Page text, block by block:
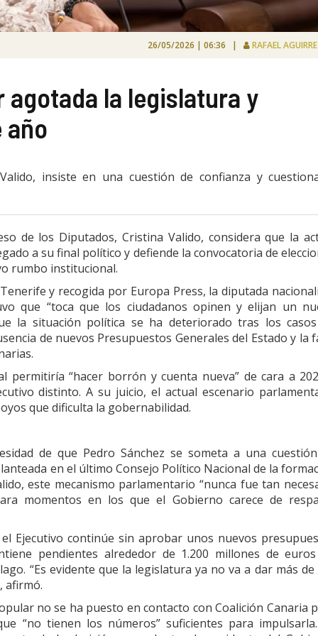
26/05/2026 | 06:36 | RAFAEL
agotada la legislatura y
año
insiste en una cuestión de confianza y
de los Diputados, Cristina Valido, considera que la
a su final político y defiende la convocatoria de
rumbo institucional.
y recogida por Europa Press, la diputada
que “toca que los ciudadanos opinen y elijan un
la situación política se ha deteriorado tras los
de nuevos Presupuestos Generales del Estado y la
permitiría “hacer borrón y cuenta nueva” de cara a
distinto. A su juicio, el actual escenario
que dificulta la gobernabilidad.
de que Pedro Sánchez se someta a una
en el último Consejo Político Nacional de la
este mecanismo parlamentario “nunca fue tan
momentos en los que el Gobierno carece de
Ejecutivo continúe sin aprobar unos nuevos
pendientes alrededor de 1.200 millones de
“Es evidente que la legislatura ya no va a dar más de
afirmó.
no se ha puesto en contacto con Coalición Canaria
“no tienen los números” suficientes para